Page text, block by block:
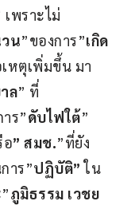
เพราะไม่
น”ของการ”เกิด
เหตุเพิ่มขึ้น มา
ล” ที่
ร”ดับไฟใต้”
อ” สมช.”ที่ยัง
าร”ปฏิบัติ” ใน
ภูมิธรรม เวชย